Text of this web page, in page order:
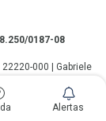
Alertas
0187-08
000 | Gabriele
Processo:
| As informações
remédios e